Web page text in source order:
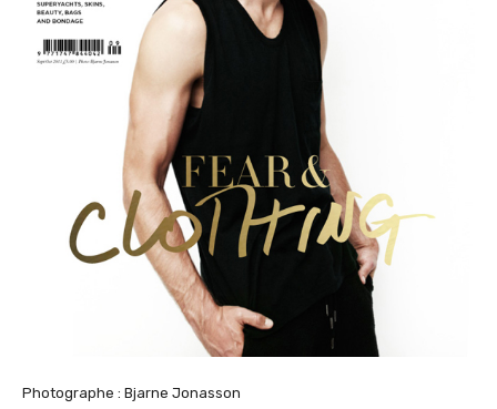
Photographe : Bjarne Jonasson